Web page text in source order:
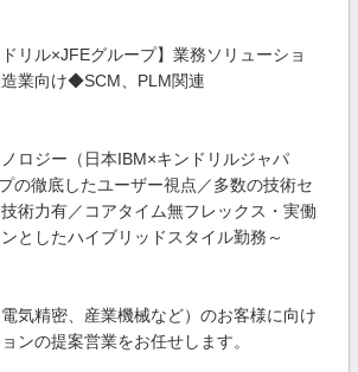
ドリル×JFEグループ】業務ソリューショ
業向け◆SCM、PLM関連
ロジー（日本IBM×キンドリルジャパ
の徹底したユーザー視点／多数の技術セ
術力有／コアタイム無フレックス・実働
としたハイブリッドスタイル勤務～
気精密、産業機械など）のお客様に向け
ンの提案営業をお任せします。